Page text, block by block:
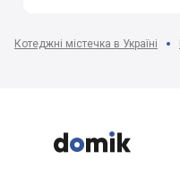
Котеджні містечка в Україні


